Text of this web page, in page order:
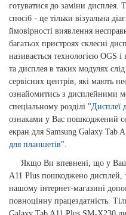
готуватися до заміни
спосіб - це тільки візуальна
ймовірності виявлення
багатьох пристроях склеєні
називається технологією OGS
та дисплея в таких модулях
сервісних центрів, які мають
ознайомитись з дисплейними
спеціальному розділі "Дисплеї
ознаками у Вас пошкоджений
екран для Samsung Galaxy Tab
для планшетів".
Якщо Ви впевнені, що у
A11 Plus пошкоджено дисплей,
нашому інтернет-магазині
повноцінну працездатність.